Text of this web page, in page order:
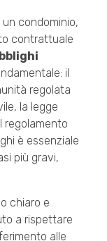
condominio,
contrattuale
il
regolata
la legge
regolamento
è essenziale
più gravi,
chiaro e
a rispettare
alle